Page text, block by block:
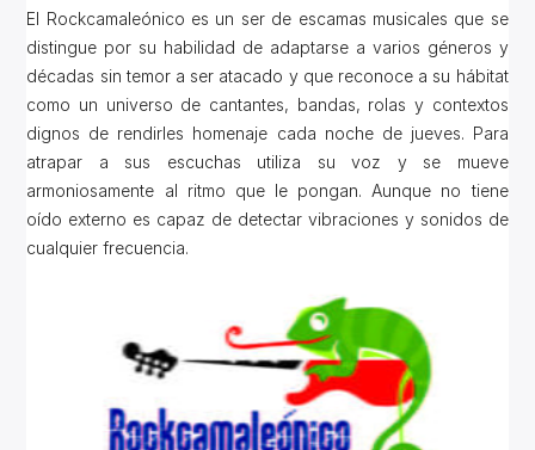
El Rockcamaleónico es un ser de escamas musicales que se
distingue por su habilidad de adaptarse a varios géneros y
décadas sin temor a ser atacado y que reconoce a su hábitat
como un universo de cantantes, bandas, rolas y contextos
dignos de rendirles homenaje cada noche de jueves. Para
atrapar a sus escuchas utiliza su voz y se mueve
armoniosamente al ritmo que le pongan. Aunque no tiene
oído externo es capaz de detectar vibraciones y sonidos de
cualquier frecuencia.